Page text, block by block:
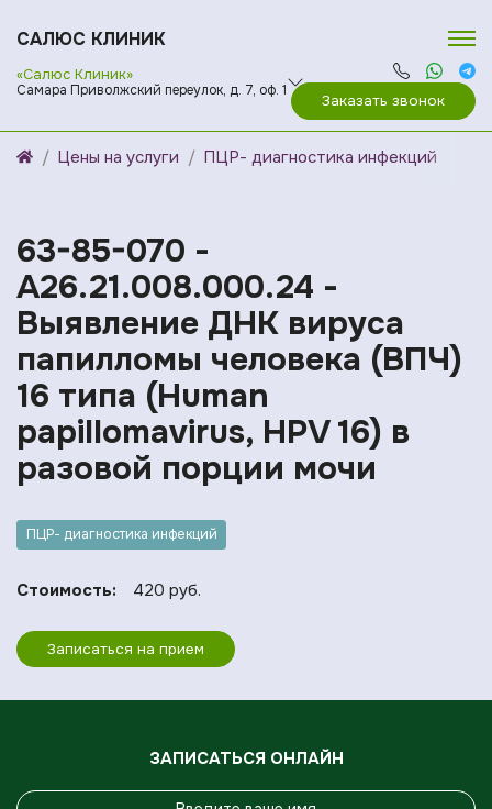
САЛЮС КЛИНИК
«Салюс Клиник»
Самара Приволжский переулок, д. 7, оф. 1
Заказать звонок
Цены на услуги ПЦР- диагностика инфекций
63-85-070 -
A26.21.008.000.24 -
Выявление ДНК вируса
папилломы человека (ВПЧ)
16 типа (Human
papillomavirus, HPV 16) в
разовой порции мочи
ПЦР- диагностика инфекций
Стоимость: 420 руб.
Записаться на прием
ЗАПИСАТЬСЯ ОНЛАЙН